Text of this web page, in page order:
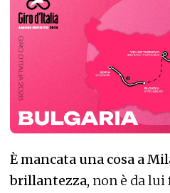
È mancata una cosa a
brillantezza, non è da lui